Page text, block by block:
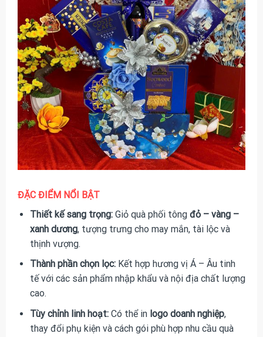
ĐẶC ĐIỂM NỔI BẬT
Thiết kế sang trọng:Giỏ quà phối tông đỏ – vàng –
xanh dương, tượng trưng cho may mắn, tài lộc và
thịnh vượng.
Thành phần chọn lọc:Kết hợp hương vị Á – Âu tinh
tế với các sản phẩm nhập khẩu và nội địa chất lượng
cao.
Tùy chỉnh linh hoạt:Có thể in logo doanh nghiệp,
thay đổi phụ kiện và cách gói phù hợp nhu cầu quà